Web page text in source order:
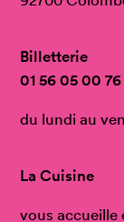
Billetterie
01 56 05 00 76
du lundi au
La Cuisine
vous accueille